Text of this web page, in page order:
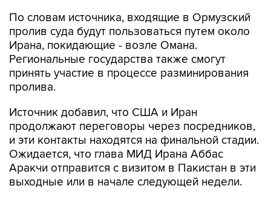
По словам источника, входящие в Ормузский
пролив суда будут пользоваться путем около
Ирана, покидающие - возле Омана.
Региональные государства также смогут
принять участие в процессе разминирования
пролива.
Источник добавил, что США и Иран
продолжают переговоры через посредников,
и эти контакты находятся на финальной стадии.
Ожидается, что глава МИД Ирана Аббас
Аракчи отправится с визитом в Пакистан в эти
выходные или в начале следующей недели.